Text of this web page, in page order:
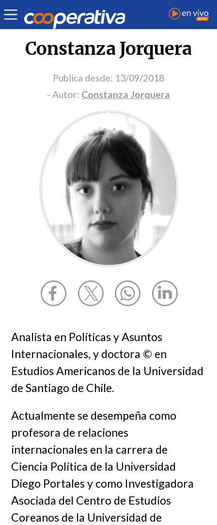
Portada Opinión
Constanza Jorquera
Publica desde: 13/09/2018
- Autor: Constanza Jorquera
Analista en Políticas y Asuntos
Internacionales, y doctora © en
Estudios Americanos de la Universidad
de Santiago de Chile.
Actualmente se desempeña como
profesora de relaciones
internacionales en la carrera de
Ciencia Política de la Universidad
Diego Portales y como Investigadora
Asociada del Centro de Estudios
Coreanos de la Universidad de